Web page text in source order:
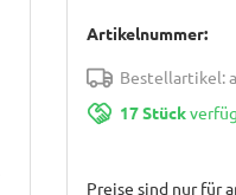
Artikelnummer:
Bestellartikel:
17 Stück
Preise sind nur für